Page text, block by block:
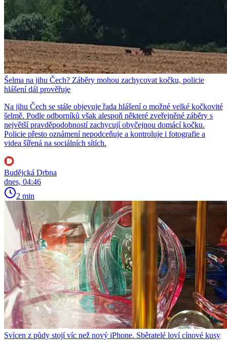
Šelma na jihu Čech? Záběry mohou zachycovat kočku, policie
hlášení dál prověřuje
Na jihu Čech se stále objevuje řada hlášení o možné velké kočkovité
šelmě. Podle odborníků však alespoň některé zveřejněné záběry s
největší pravděpodobností zachycují obyčejnou domácí kočku.
Policie přesto oznámení nepodceňuje a kontroluje i fotografie a
videa šířená na sociálních sítích.
Budějcká Drbna
dnes, 04:46
2 min
Svícen z půdy stojí víc než nový iPhone. Sběratelé loví cínové kusy